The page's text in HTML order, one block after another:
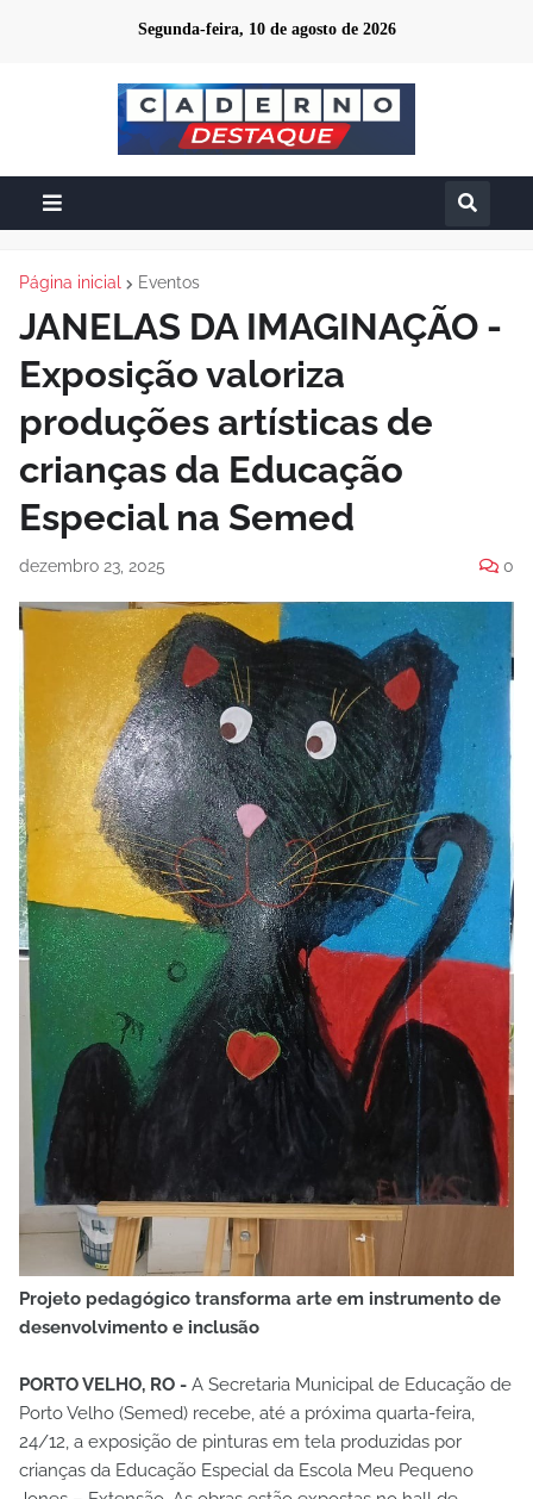
Segunda-feira, 10 de agosto de 2026
Página inicial Eventos
JANELAS DA IMAGINAÇÃO -
Exposição valoriza
produções artísticas de
crianças da Educação
Especial na Semed
dezembro 23, 2025 0
Projeto pedagógico transforma arte em instrumento de
desenvolvimento e inclusão
PORTO VELHO, RO - A Secretaria Municipal de Educação de
Porto Velho (Semed) recebe, até a próxima quarta-feira,
24/12, a exposição de pinturas em tela produzidas por
crianças da Educação Especial da Escola Meu Pequeno